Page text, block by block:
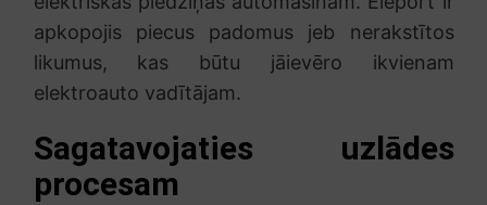
apkopojis piecus padomus jeb nerakstītos
likumus, kas būtu jāievēro ikvienam
elektroauto vadītājam.
Sagatavojaties uzlādes
procesam